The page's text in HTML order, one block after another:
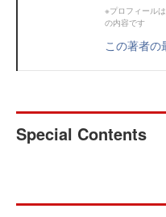
※プロフィール
の内容です
この著者の
Special Contents